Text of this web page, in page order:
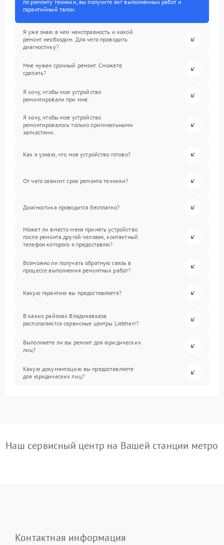
по ремонту техники, вы получите акт выполненных работ и
гарантийный талон.
Я уже знаю в чем неисправность и какой
ремонт необходим. Для чего проводить
диагностику?
Мне нужен срочный ремонт. Сможете
сделать?
Я хочу, чтобы мое устройство
ремонтировали при мне.
Я хочу, чтобы мое устройство
ремонтировалось только оригинальными
запчастями.
Как я узнаю, что мое устройство готово?
От чего зависит срок ремонта техники?
Диагностика проводится бесплатно?
Может ли вместо меня принять устройство
после ремонта другой человек, контактный
телефон которого я предоставлю?
Возможно ли получать обратную связь в
процессе выполнения ремонтных работ?
Какую гарантию вы предоставляете?
В каких районах Владикавказа
располагаются сервисные центры Liebherr?
Выполняете ли вы ремонт для юридических
лиц?
Какую документацию вы предоставляете
для юридических лиц?
Наш сервисный центр на Вашей станции метро
Контактная информация